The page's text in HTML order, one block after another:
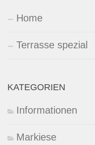
Home
Terrasse spezial
KATEGORIEN
Informationen
Markiese